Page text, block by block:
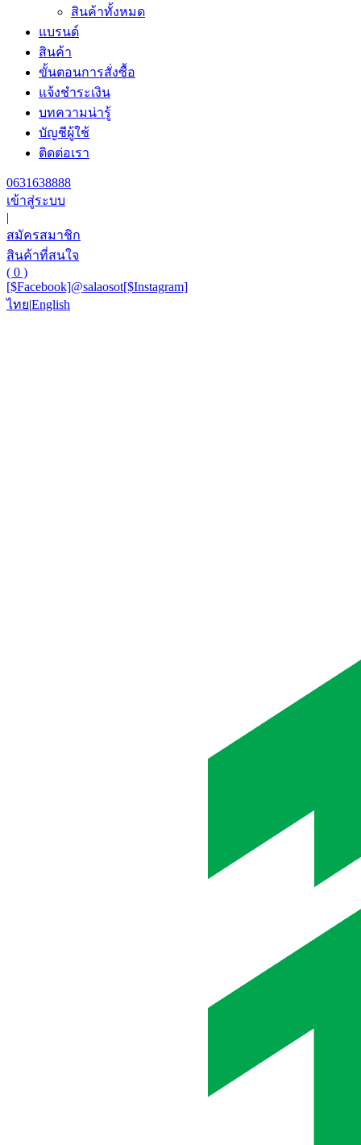
สินค้าทั้งหมด
แบรนด์
สินค้า
ขั้นตอนการสั่งซื้อ
แจ้งชำระเงิน
บทความน่ารู้
บัญชีผู้ใช้
ติดต่อเรา
0631638888
เข้าสู่ระบบ
|
สมัครสมาชิก
สินค้าที่สนใจ
( 0 )
[$Facebook]@salaosot[$Instagram]
ไทย|English